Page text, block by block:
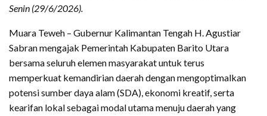
Senin (29/6/2026).
Muara Teweh – Gubernur Kalimantan Tengah H. Agustiar
Sabran mengajak Pemerintah Kabupaten Barito Utara
bersama seluruh elemen masyarakat untuk terus
memperkuat kemandirian daerah dengan mengoptimalkan
potensi sumber daya alam (SDA), ekonomi kreatif, serta
kearifan lokal sebagai modal utama menuju daerah yang